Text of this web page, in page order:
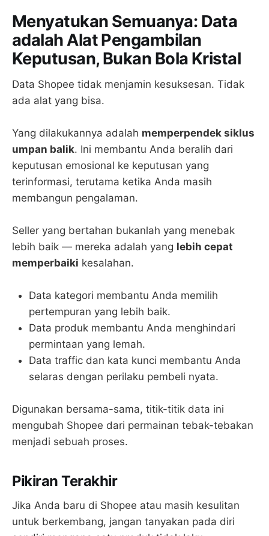
Menyatukan Semuanya: Data
adalah Alat Pengambilan
Keputusan, Bukan Bola Kristal
Data Shopee tidak menjamin kesuksesan. Tidak
ada alat yang bisa.
Yang dilakukannya adalah memperpendek siklus
umpan balik. Ini membantu Anda beralih dari
keputusan emosional ke keputusan yang
terinformasi, terutama ketika Anda masih
membangun pengalaman.
Seller yang bertahan bukanlah yang menebak
lebih baik — mereka adalah yang lebih cepat
memperbaiki kesalahan.
Data kategori membantu Anda memilih
pertempuran yang lebih baik.
Data produk membantu Anda menghindari
permintaan yang lemah.
Data traffic dan kata kunci membantu Anda
selaras dengan perilaku pembeli nyata.
Digunakan bersama-sama, titik-titik data ini
mengubah Shopee dari permainan tebak-tebakan
menjadi sebuah proses.
Pikiran Terakhir
Jika Anda baru di Shopee atau masih kesulitan
untuk berkembang, jangan tanyakan pada diri